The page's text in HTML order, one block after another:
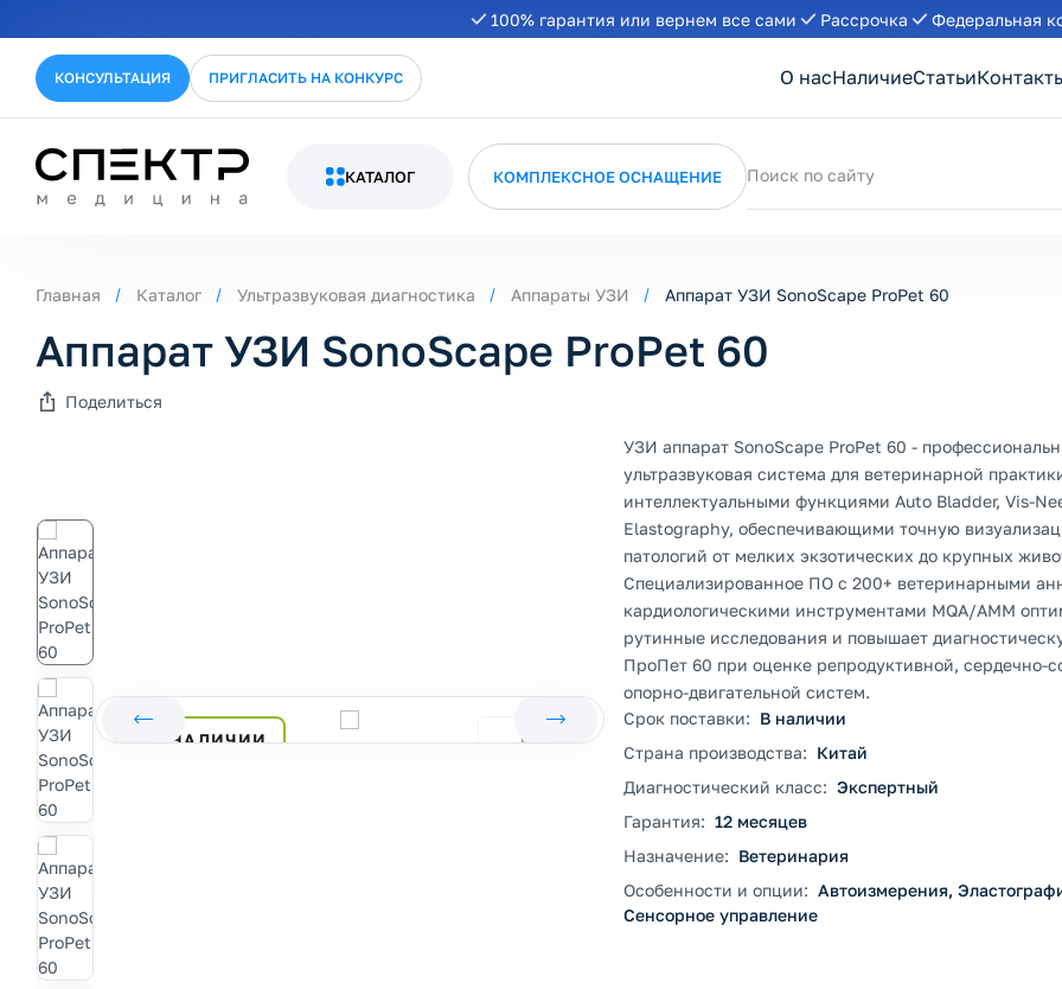
100% гарантия или вернем все сами Рассрочка Федеральная
КОНСУЛЬТАЦИЯ ПРИГЛАСИТЬ НА КОНКУРС О насНаличиеСтатьи
КАТАЛОГ КОМПЛЕКСНОЕ ОСНАЩЕНИЕ Поиск по сайту
Главная Каталог Ультразвуковая диагностика Аппараты УЗИ Аппарат УЗИ SonoScape ProPet 60
В НАЛИЧИИ
Аппарат УЗИ SonoScape ProPet 60
Поделиться
УЗИ аппарат SonoScape ProPet 60 -
ультразвуковая система для ветеринарной
интеллектуальными функциями Auto Bladder, Vis-
Elastography, обеспечивающими точную
патологий от мелких экзотических до крупных
Специализированное ПО с 200+ ветеринарными
кардиологическими инструментами MQA/AMM
рутинные исследования и повышает
ПроПет 60 при оценке репродуктивной, сердечно-
опорно-двигательной систем.
Срок поставки: В наличии
Страна производства: Китай
Диагностический класс: Экспертный
Гарантия: 12 месяцев
Назначение: Ветеринария
Особенности и опции: Автоизмерения,
Сенсорное управление